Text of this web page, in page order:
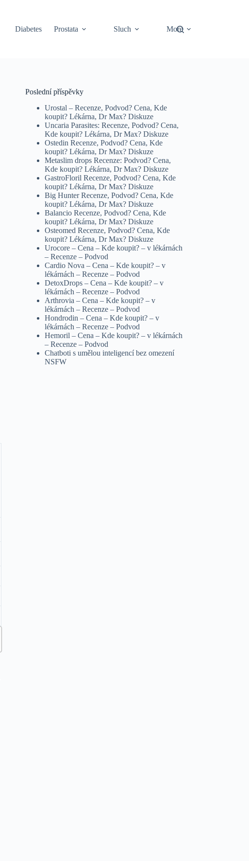
Diabetes Prostata Sluch More
Poslední příspěvky
Urostal – Recenze, Podvod? Cena, Kde
koupit? Lékárna, Dr Max? Diskuze
Uncaria Parasites: Recenze, Podvod? Cena,
Kde koupit? Lékárna, Dr Max? Diskuze
Ostedin Recenze, Podvod? Cena, Kde
koupit? Lékárna, Dr Max? Diskuze
Metaslim drops Recenze: Podvod? Cena,
Kde koupit? Lékárna, Dr Max? Diskuze
GastroFloril Recenze, Podvod? Cena, Kde
koupit? Lékárna, Dr Max? Diskuze
Big Hunter Recenze, Podvod? Cena, Kde
koupit? Lékárna, Dr Max? Diskuze
Balancio Recenze, Podvod? Cena, Kde
koupit? Lékárna, Dr Max? Diskuze
Osteomed Recenze, Podvod? Cena, Kde
koupit? Lékárna, Dr Max? Diskuze
Urocore – Cena – Kde koupit? – v lékárnách
– Recenze – Podvod
Cardio Nova – Cena – Kde koupit? – v
lékárnách – Recenze – Podvod
DetoxDrops – Cena – Kde koupit? – v
lékárnách – Recenze – Podvod
Arthrovia – Cena – Kde koupit? – v
lékárnách – Recenze – Podvod
Hondrodin – Cena – Kde koupit? – v
lékárnách – Recenze – Podvod
Hemoril – Cena – Kde koupit? – v lékárnách
– Recenze – Podvod
Chatboti s umělou inteligencí bez omezení
NSFW